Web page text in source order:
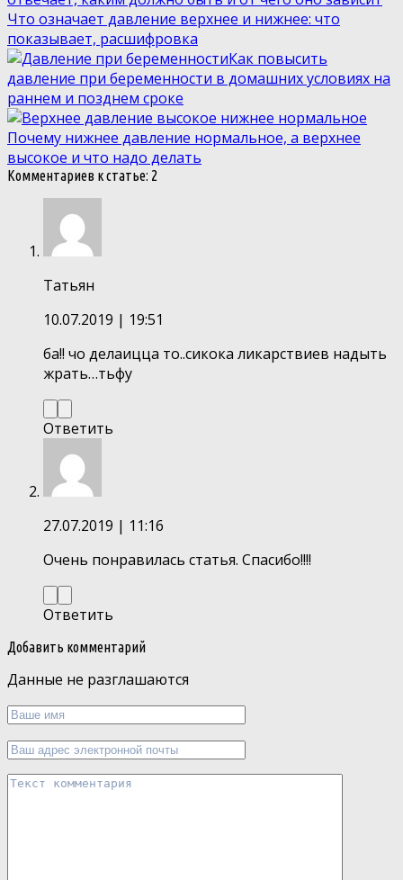
Что означает давление верхнее и нижнее: что
показывает, расшифровка
Как повысить
давление при беременности в домашних условиях на
раннем и позднем сроке
Почему нижнее давление нормальное, а верхнее
высокое и что надо делать
Комментариев к статье: 2
Татьян
10.07.2019 | 19:51
ба!! чо делаицца то..сикока ликарствиев надыть
жрать…тьфу
Ответить
27.07.2019 | 11:16
Очень понравилась статья. Спасибо!!!!
Ответить
Добавить комментарий
Данные не разглашаются